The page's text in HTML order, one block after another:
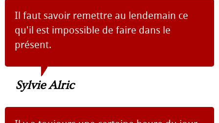
Il faut savoir remettre au lendemain ce
qu'il est impossible de faire dans le
présent.
Sylvie Alric